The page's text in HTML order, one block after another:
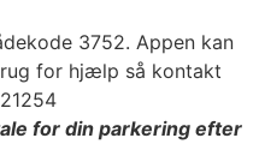
3752. Appen kan
for hjælp så kontakt
for din parkering efter